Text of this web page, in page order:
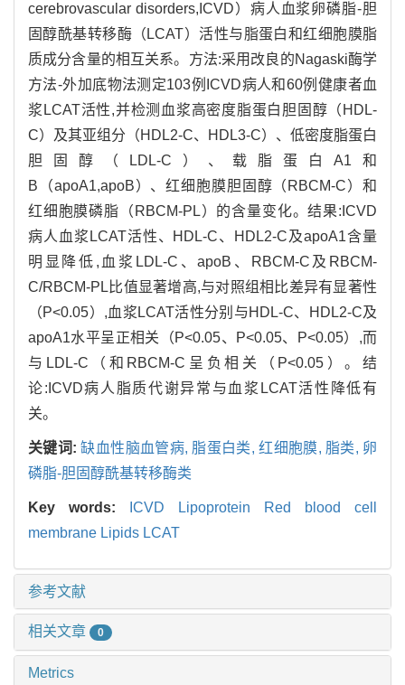
cerebrovascular disorders,ICVD）病人血浆卵磷脂-胆
固醇酰基转移酶（LCAT）活性与脂蛋白和红细胞膜脂
质成分含量的相互关系。方法:采用改良的Nagaski酶学
方法-外加底物法测定103例ICVD病人和60例健康者血
浆LCAT活性,并检测血浆高密度脂蛋白胆固醇（HDL-
C）及其亚组分（HDL2-C、HDL3-C）、低密度脂蛋白
胆固醇（LDL-C）、载脂蛋白A1和
B（apoA1,apoB）、红细胞膜胆固醇（RBCM-C）和
红细胞膜磷脂（RBCM-PL）的含量变化。结果:ICVD
病人血浆LCAT活性、HDL-C、HDL2-C及apoA1含量
明显降低,血浆LDL-C、apoB、RBCM-C及RBCM-
C/RBCM-PL比值显著增高,与对照组相比差异有显著性
（P<0.05）,血浆LCAT活性分别与HDL-C、HDL2-C及
apoA1水平呈正相关（P<0.05、P<0.05、P<0.05）,而
与LDL-C（和RBCM-C呈负相关（P<0.05）。结
论:ICVD病人脂质代谢异常与血浆LCAT活性降低有
关。
关键词:缺血性脑血管病, 脂蛋白类,红细胞膜, 脂类, 卵
磷脂-胆固醇酰基转移酶类
Key words:
ICVD Lipoprotein Red blood cell
membrane Lipids LCAT
参考文献
相关文章 0
Metrics